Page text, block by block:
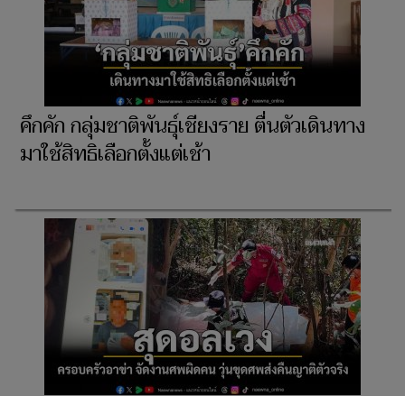
คึกคัก กลุ่มชาติพันธุ์เชียงราย ตื่นตัวเดินทาง
มาใช้สิทธิเลือกตั้งแต่เช้า